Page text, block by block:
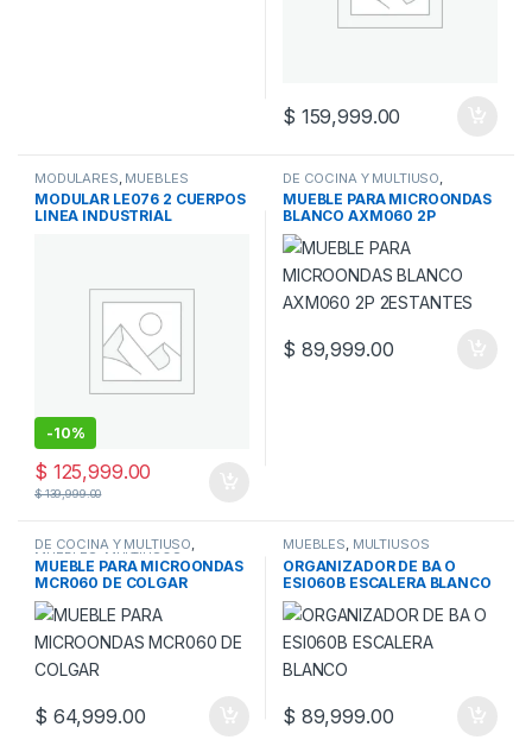
$ 159,999.00
MODULARES MUEBLES
MODULAR LE076 2 CUERPOS
LINEA INDUSTRIAL
-10%
$ 125,999.00
$139,999.00
DE COCINA Y MULTIUSO
MUEBLES ,MULTIUSOS
MUEBLE PARA MICROONDAS
BLANCO AXM060 2P
2ESTANTES
$ 89,999.00
DE COCINA Y MULTIUSO,
MUEBLES ,MULTIUSOS
MUEBLE PARA MICROONDAS
MCR060 DE COLGAR
$ 64,999.00
MUEBLES, MULTIUSOS
ORGANIZADOR DE BA O
ESI060B ESCALERA BLANCO
$ 89,999.00